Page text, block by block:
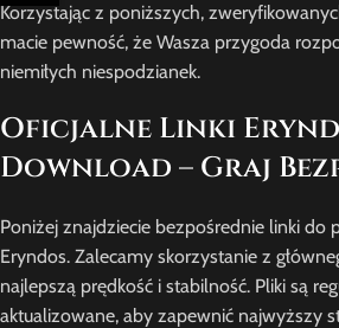
Korzystając z poniższych,
macie pewność, że Wasza przygoda
niemiłych niespodzianek.
Oficjalne Linki
Download – Graj
Poniżej znajdziecie bezpośrednie linki do
Eryndos. Zalecamy skorzystanie z
najlepszą prędkość i stabilność. Pliki są
aktualizowane, aby zapewnić najwyższy